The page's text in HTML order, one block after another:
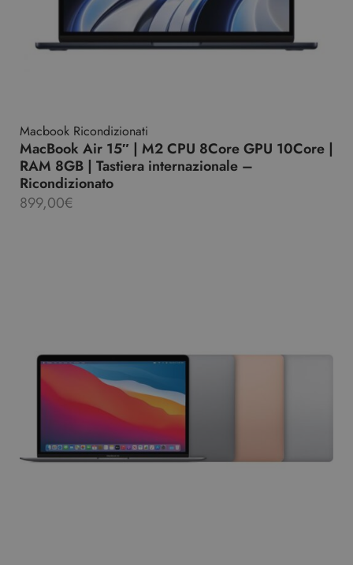
Macbook Ricondizionati
MacBook Air 15″ | M2 CPU 8Core GPU 10Core |
RAM 8GB | Tastiera internazionale –
Ricondizionato
899,00€